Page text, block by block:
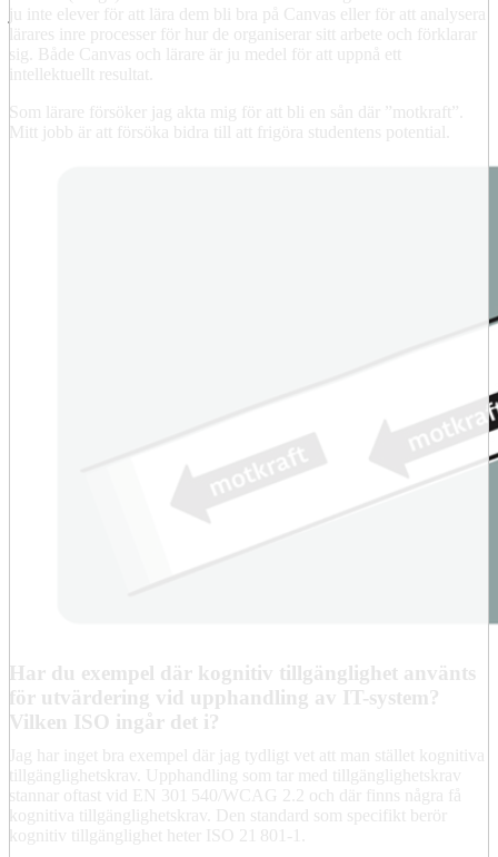
ju inte elever för att lära dem bli bra på Canvas eller för att analysera
lärares inre processer för hur de organiserar sitt arbete och förklarar
sig. Både Canvas och lärare är ju medel för att uppnå ett
intellektuellt resultat.
Som lärare försöker jag akta mig för att bli en sån där ”motkraft”.
Mitt jobb är att försöka bidra till att frigöra studentens potential.
Har du exempel där kognitiv tillgänglighet använts
för utvärdering vid upphandling av IT-system?
Vilken ISO ingår det i?
Jag har inget bra exempel där jag tydligt vet att man stället kognitiva
tillgänglighetskrav. Upphandling som tar med tillgänglighetskrav
stannar oftast vid EN 301 540/WCAG 2.2 och där finns några få
kognitiva tillgänglighetskrav. Den standard som specifikt berör
kognitiv tillgänglighet heter ISO 21 801-1.